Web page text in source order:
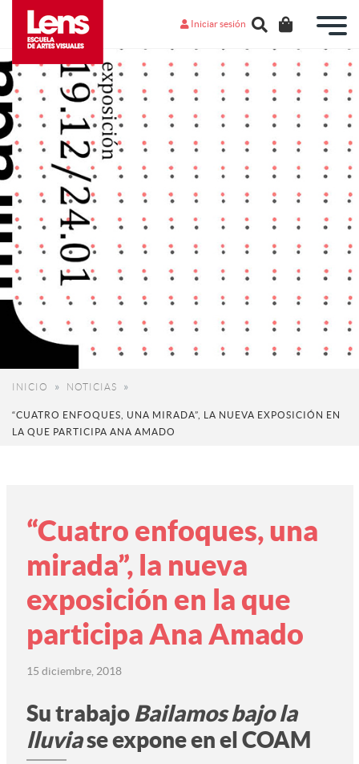
Iniciar sesión
INICIO NOTICIAS
“CUATRO ENFOQUES, UNA MIRADA”, LA NUEVA EXPOSICIÓN EN
LA QUE PARTICIPA ANA AMADO
“Cuatro enfoques, una
mirada”, la nueva
exposición en la que
participa Ana Amado
15 diciembre, 2018
Su trabajo Bailamos bajo la
lluviase expone en el COAM